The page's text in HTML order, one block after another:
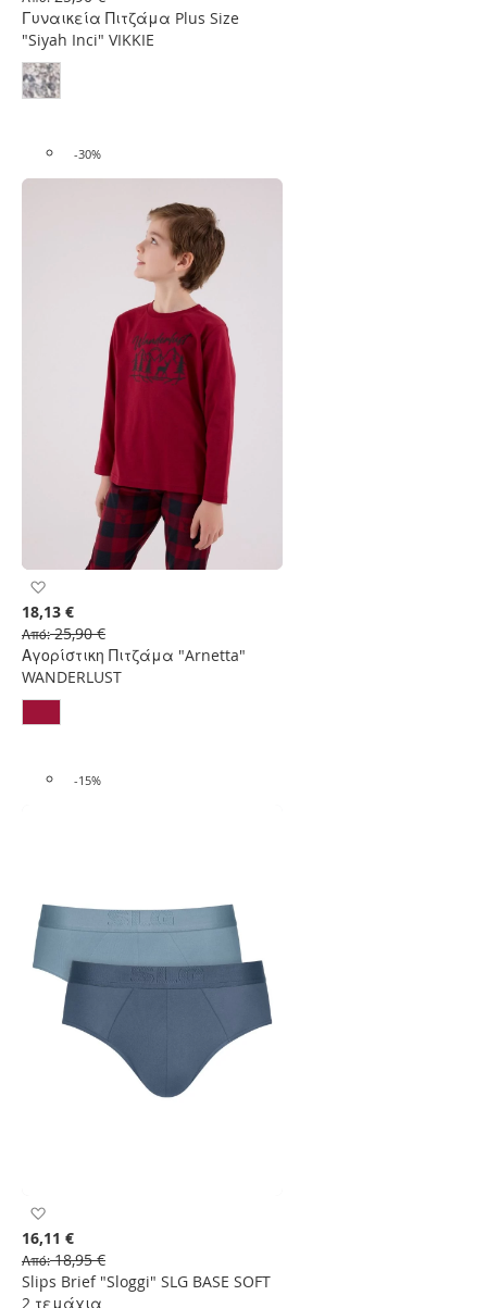
Επιθυμιών
Γυναικεία Πιτζάμα Plus Size
"Siyah Inci" VIKKIE
-30%
στη
Λίστα
Επιθυμιών
Αγορίστικη Πιτζάμα "Arnetta"
WANDERLUST
18,13 €
Από 25,90 €
-15%
στη
Λίστα
Επιθυμιών
Slips Brief "Sloggi" SLG BASE SOFT
2 τεμάχια
16,11 €
Από 18,95 €